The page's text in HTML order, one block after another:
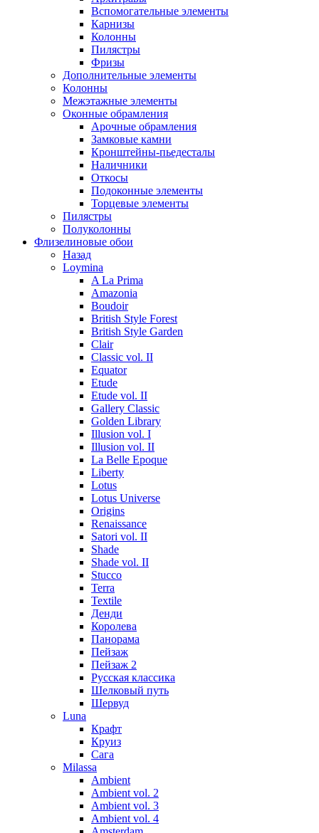
Вспомогательные элементы
Карнизы
Колонны
Пилястры
Фризы
Дополнительные элементы
Колонны
Межэтажные элементы
Оконные обрамления
Арочные обрамления
Замковые камни
Кронштейны-пьедесталы
Наличники
Откосы
Подоконные элементы
Торцевые элементы
Пилястры
Полуколонны
Флизелиновые обои
Назад
Loymina
A La Prima
Amazonia
Boudoir
British Style Forest
British Style Garden
Clair
Classic vol. II
Equator
Etude
Etude vol. II
Gallery Classic
Golden Library
Illusion vol. I
Illusion vol. II
La Belle Epoque
Liberty
Lotus
Lotus Universe
Origins
Renaissance
Satori vol. II
Shade
Shade vol. II
Stucco
Terra
Textile
Денди
Королева
Панорама
Пейзаж
Пейзаж 2
Русская классика
Шелковый путь
Шервуд
Luna
Крафт
Круиз
Сага
Milassa
Ambient
Ambient vol. 2
Ambient vol. 3
Ambient vol. 4